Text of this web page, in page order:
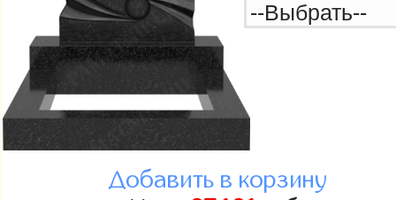
Добавить в корзину